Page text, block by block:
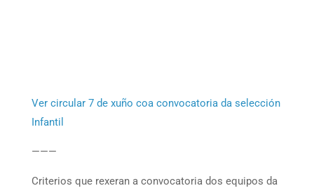
Ver circular 7 de xuño coa convocatoria da selección
Infantil
———
Criterios que rexeran a convocatoria dos equipos da